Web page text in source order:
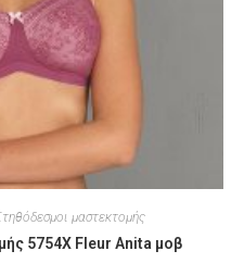
μαστεκτομής
5754X Fleur Anita μοβ